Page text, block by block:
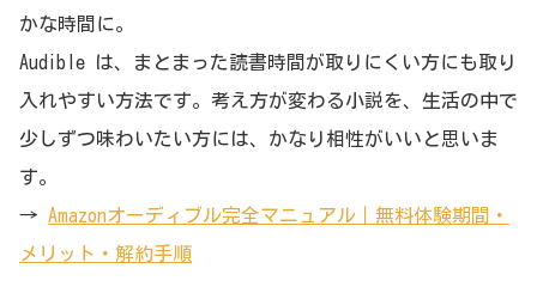
かな時間に。
Audible は、まとまった読書時間が取りにくい方にも取り
入れやすい方法です。考え方が変わる小説を、生活の中で
少しずつ味わいたい方には、かなり相性がいいと思いま
す。
→ Amazonオーディブル完全マニュアル｜無料体験期間・
メリット・解約手順